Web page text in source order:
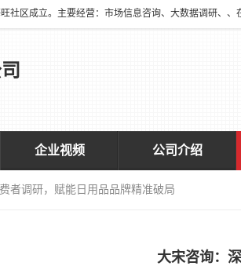
企业视频 公司介绍
者调研，赋能日用品品牌精准破局
大宋咨询：